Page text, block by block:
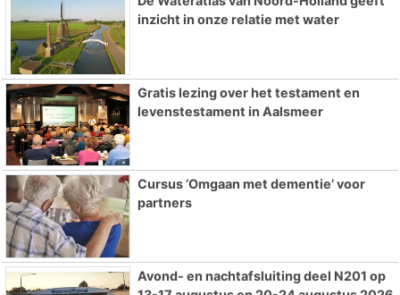
inzicht in onze relatie met water
Gratis lezing over het testament en
levenstestament in Aalsmeer
Cursus ‘Omgaan met dementie’ voor
partners
Avond- en nachtafsluiting deel N201 op